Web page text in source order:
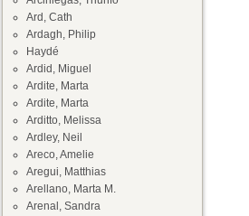
Ard, Cath
Ardagh, Philip
Haydé
Ardid, Miguel
Ardite, Marta
Ardite, Marta
Arditto, Melissa
Ardley, Neil
Areco, Amelie
Aregui, Matthias
Arellano, Marta M.
Arenal, Sandra